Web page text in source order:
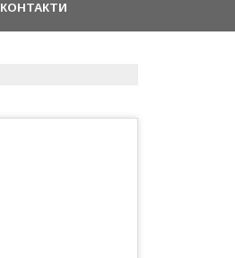
КОНТАКТИ